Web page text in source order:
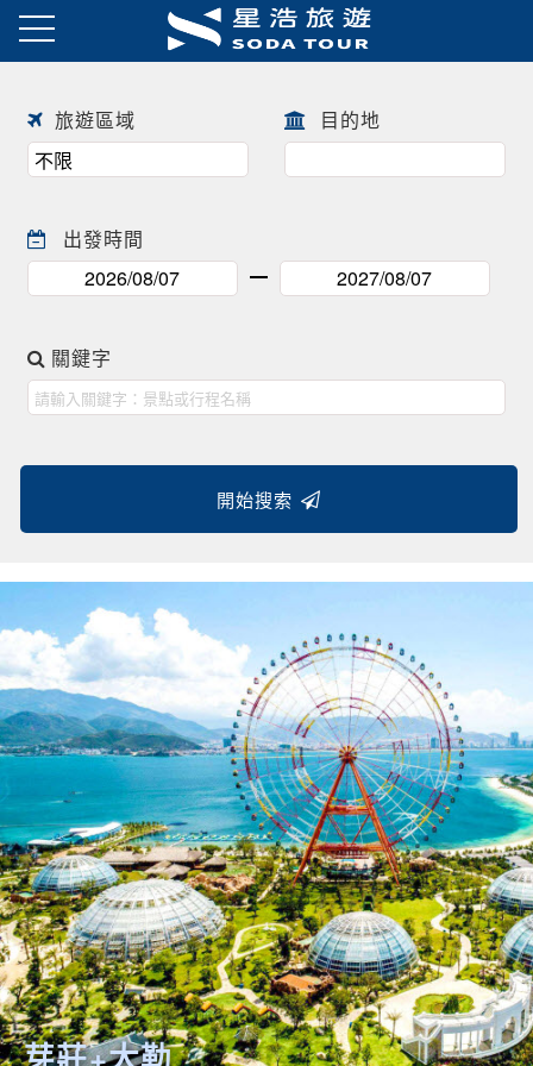
日本賞櫻之旅 ! !
往前
往後
旅遊區域
目的地
出發時間
關鍵字
開始搜索
芽莊+大勒